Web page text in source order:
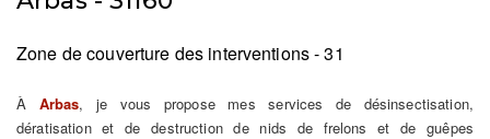
Zone de couverture des interventions - 31
À Arbas, je vous propose mes services de désinsectisation,
dératisation et de destruction de nids de frelons et de guêpes